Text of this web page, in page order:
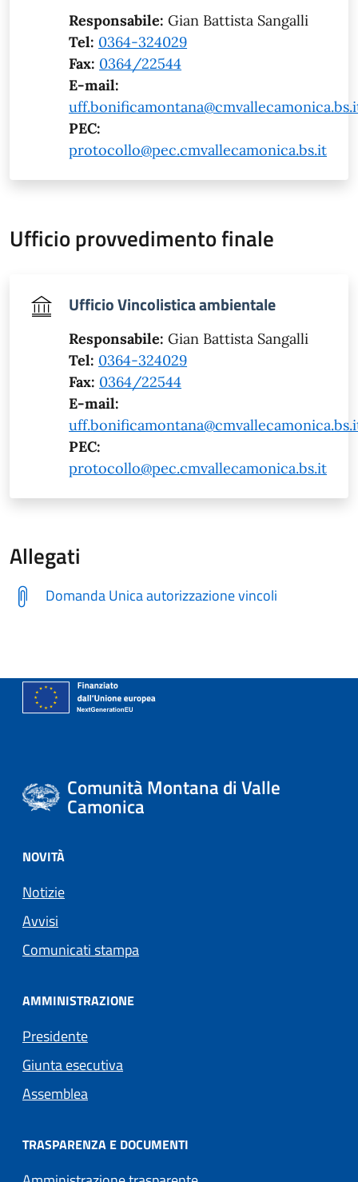
Responsabile:Gian Battista Sangalli
Tel: 0364-324029
Fax: 0364/22544
E-mail:
PEC:
protocollo@pec.cmvallecamonica.bs.it
Ufficio provvedimento finale
Ufficio Vincolistica ambientale
Responsabile:Gian Battista Sangalli
Tel: 0364-324029
Fax: 0364/22544
E-mail:
PEC:
protocollo@pec.cmvallecamonica.bs.it
Allegati
Domanda Unica autorizzazione vincoli
Comunità Montana di Valle
Camonica
NOVITÀ
Notizie
Avvisi
Comunicati stampa
AMMINISTRAZIONE
Presidente
Giunta esecutiva
Assemblea
TRASPARENZA E DOCUMENTI